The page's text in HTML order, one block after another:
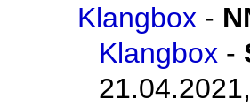
Klangbox -
Klangbox -